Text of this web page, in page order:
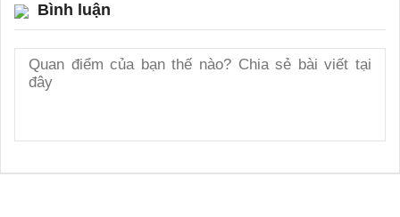
Bình luận